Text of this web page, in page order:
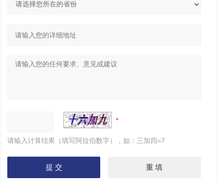
请输入计算结果（填写阿拉伯数字），如：三加四=7